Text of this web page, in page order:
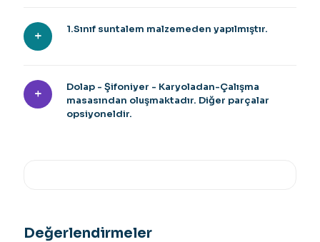
1.Sınıf suntalem malzemeden yapılmıştır.
Dolap - Şifoniyer - Karyoladan-Çalışma
masasından oluşmaktadır. Diğer parçalar
opsiyoneldir.
Değerlendirmeler